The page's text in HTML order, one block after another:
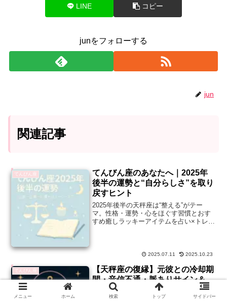
LINE コピー
junをフォローする
jun
関連記事
てんびん座
てんびん座のあなたへ｜2025年
後半の運勢と“自分らしさ”を取り
戻すヒント
2025年後半の天秤座は“整える”がテー
マ。性格・運勢・心をほぐす習慣とおす
すめ癒しラッキーアイテムを占い×トレー
2025.07.11 2025.10.23
てんびん座
【天秤座の復縁】元彼との冷却期
間・音信不通・脈ありサイン＆
LINE例文まで完全ガイド
メニュー ホーム 検索 トップ サイドバー